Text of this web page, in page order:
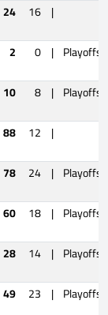
24 16 |
2 0 | Playoffs
10 8 | Playoffs
88 12 |
78 24 | Playoffs
60 18 | Playoffs
28 14 | Playoffs
49 23 | Playoffs